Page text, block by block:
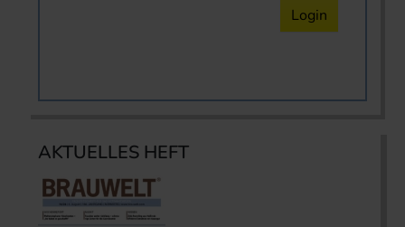
Login
AKTUELLES HEFT